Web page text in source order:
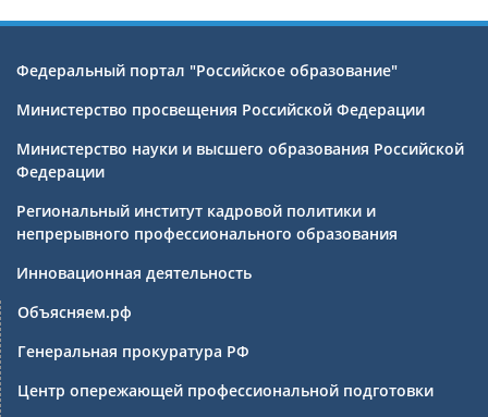
Федеральный портал "Российское образование"
Министерство просвещения Российской Федерации
Министерство науки и высшего образования Российской
Федерации
Региональный институт кадровой политики и
непрерывного профессионального образования
Инновационная деятельность
Объясняем.рф
Генеральная прокуратура РФ
Центр опережающей профессиональной подготовки